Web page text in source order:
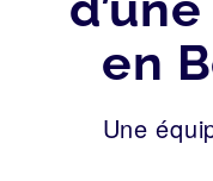
en
Une